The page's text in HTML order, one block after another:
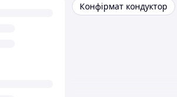
Конфірмат кондуктор